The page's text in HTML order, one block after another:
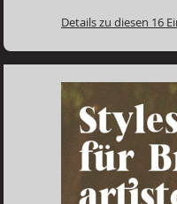
Details zu diesen 16